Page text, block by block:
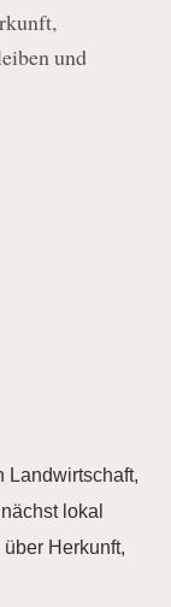
und
Landwirtschaft,
lokal
Herkunft,